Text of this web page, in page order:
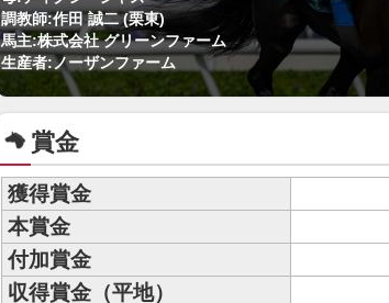
調教師:作田 誠二 (栗東)
馬主:株式会社 グリーンファーム
生産者:ノーザンファーム
賞金
獲得賞金
本賞金
付加賞金
収得賞金（平地）